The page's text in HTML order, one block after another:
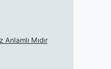
Mıdır